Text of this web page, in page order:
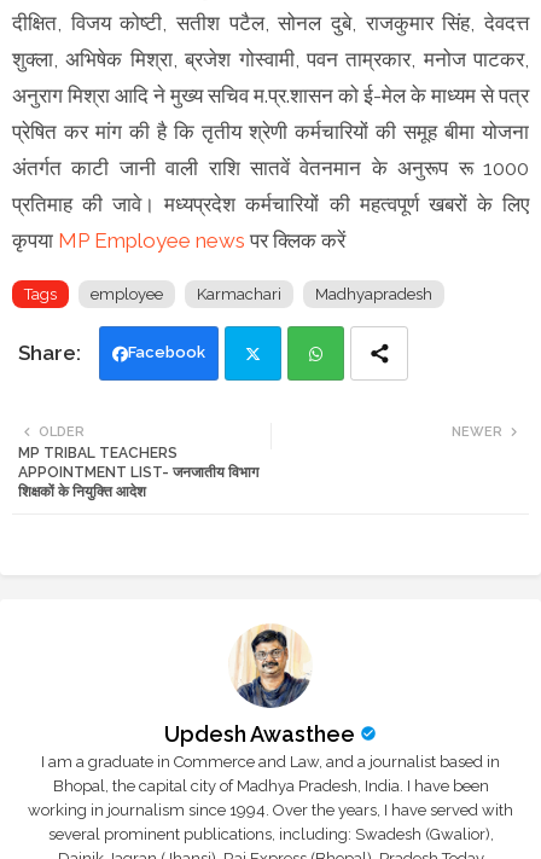
दीक्षित, विजय कोष्टी, सतीश पटैल, सोनल दुबे, राजकुमार सिंह, देवदत्त
शुक्ला, अभिषेक मिश्रा, ब्रजेश गोस्वामी, पवन ताम्रकार, मनोज पाटकर,
अनुराग मिश्रा आदि ने मुख्य सचिव म.प्र.शासन को ई-मेल के माध्यम से पत्र
प्रेषित कर मांग की है कि तृतीय श्रेणी कर्मचारियों की समूह बीमा योजना
अंतर्गत काटी जानी वाली राशि सातवें वेतनमान के अनुरूप रू 1000
प्रतिमाह की जावे। मध्यप्रदेश कर्मचारियों की महत्वपूर्ण खबरों के लिए
कृपया MP Employee news पर क्लिक करें
Tags employee Karmachari Madhyapradesh
Facebook
NEWER
OLDER
MP TRIBAL TEACHERS
APPOINTMENT LIST- जनजातीय विभाग
शिक्षकों के नियुक्ति आदेश
Updesh Awasthee
I am a graduate in Commerce and Law, and a journalist based in
Bhopal, the capital city of Madhya Pradesh, India. I have been
working in journalism since 1994. Over the years, I have served with
several prominent publications, including: Swadesh (Gwalior),